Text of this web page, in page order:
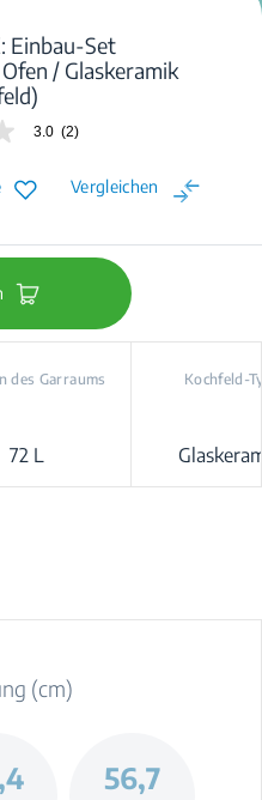
Einbau-Set
/ Glaskeramik
3.0 (2)
Vergleichen
des Garraums
72 L
Kochfeld-
(cm)
56,7